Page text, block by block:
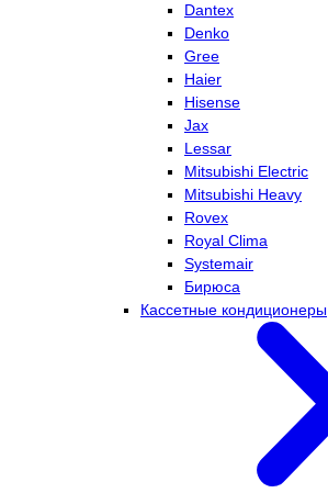
Dantex
Denko
Gree
Haier
Hisense
Jax
Lessar
Mitsubishi Electric
Mitsubishi Heavy
Rovex
Royal Clima
Systemair
Бирюса
Кассетные кондиционеры